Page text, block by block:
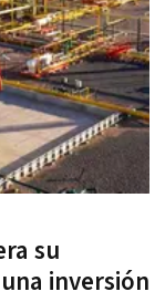
su
inversión